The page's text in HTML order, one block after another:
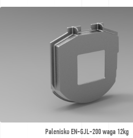
Palenisko EN-GJL-200 waga 12kg